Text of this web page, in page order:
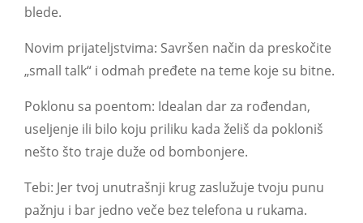
blede.
Novim prijateljstvima: Savršen način da preskočite
„small talk“ i odmah pređete na teme koje su bitne.
Poklonu sa poentom: Idealan dar za rođendan,
useljenje ili bilo koju priliku kada želiš da pokloniš
nešto što traje duže od bombonjere.
Tebi: Jer tvoj unutrašnji krug zaslužuje tvoju punu
pažnju i bar jedno veče bez telefona u rukama.